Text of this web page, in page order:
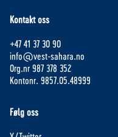
Kontakt oss
+47 41 37 30 90
info@vest-sahara.no
Org.nr 987 378 352
Kontonr. 9857.05.48999
Følg oss